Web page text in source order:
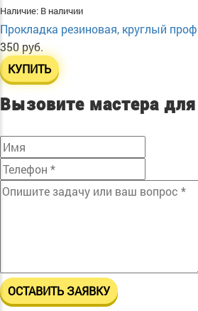
Наличие: В наличии
Прокладка резиновая, круглый
350 руб.
КУПИТЬ
Вызовите мастера